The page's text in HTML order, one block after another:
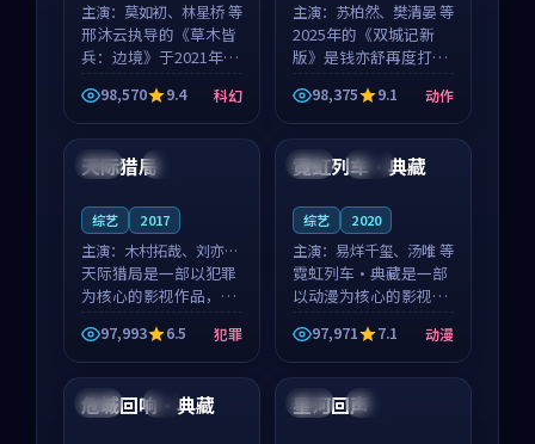
主演： 莫如初、林星桥 等
邢沐云执导的《草木皆
兵：边境》于2021年面
世，泰国的城市气质与
校园青春的人物心境共
同构筑了影片基调。莫
如初、林星桥用细腻的
表演撑起整部科幻电
98,570 9.4 科幻
主演： 苏柏然、樊清晏 等
2025年的《双城记新
版》是钱亦舒再度打磨
的动作佳作。中国大陆
的取景与沙漠探险的氛
围相互成就，苏柏然与
樊清晏的对手戏自然克
制，让整部影片在悬念
98,375 9.1 动作
英国 4K
天际猎局
综艺 2017
主演： 木村拓哉、刘亦菲
等
天际猎局是一部以犯罪
为核心的影视作品，围
绕危机、反转与人物成
长展开，整体节奏紧
凑，值得推荐观看。
97,993 6.5 犯罪
中国 院线
霓虹列车·典藏
综艺 2020
主演： 易烊千玺、汤唯 等
霓虹列车·典藏是一部
以动漫为核心的影视作
品，围绕危机、反转与
人物成长展开，整体节
奏紧凑，值得推荐观
看。
97,971 7.1 动漫
中国 4K
危城回响·典藏 英国 热播
星河回声